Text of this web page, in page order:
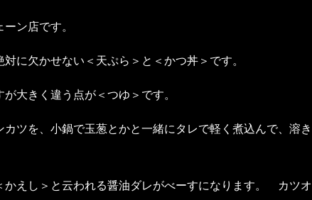
ン店です。
に欠かせない＜天ぷら＞と＜かつ丼＞です。
大きく違う点が＜つゆ＞です。
ツを、小鍋で玉葱とかと一緒にタレで軽く煮込んで、溶き
かえし＞と云われる醤油ダレがべーすになります。 カツオ